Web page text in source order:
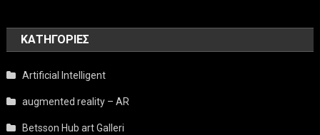
KΑΤΗΓΟΡΊΕΣ
Artificial Intelligent
augmented reality – AR
Betsson Hub art Galleri